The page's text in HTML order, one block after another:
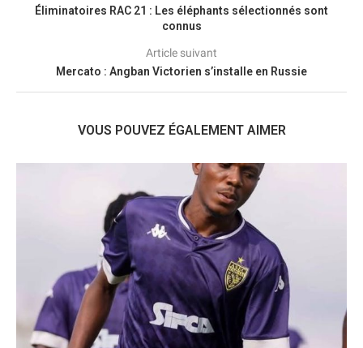
Éliminatoires RAC 21 : Les éléphants sélectionnés sont
connus
Article suivant
Mercato : Angban Victorien s’installe en Russie
VOUS POUVEZ ÉGALEMENT AIMER